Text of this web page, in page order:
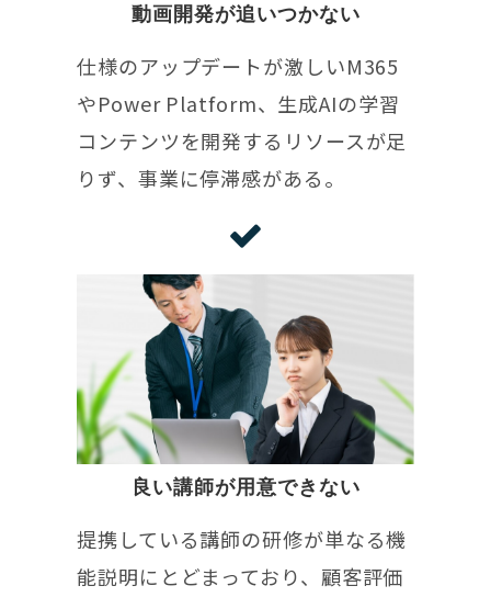
動画開発が追いつかない
仕様のアップデートが激しいM365
やPower Platform、生成AIの学習
コンテンツを開発するリソースが足
りず、事業に停滞感がある。
良い講師が用意できない
提携している講師の研修が単なる機
能説明にとどまっており、顧客評価